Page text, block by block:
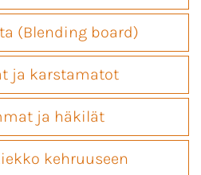
(Blending board)
ja karstamatot
ja häkilät
kehruuseen